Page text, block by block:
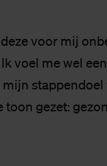
voor mij
voel me wel
toon gezet: